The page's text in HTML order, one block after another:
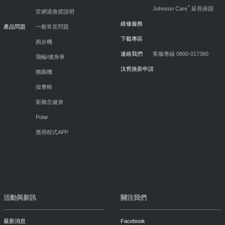
官網退換貨說明
產品問題 一般常見問題
跑步機
飛輪/健身車
橢圓機
按摩椅
新概念健身
Polar
應用程式APP
Johnson Care+ 延長保固
維修服務
下載專區
連絡我們 客服專線 0800-017360
汰舊換新申請
活動與新訊
最新消息
關注我們
Facebook